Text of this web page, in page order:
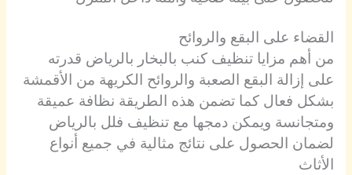
القضاء على البقع والروائح
من أهم مزايا تنظيف كنب بالبخار بالرياض قدرته
على إزالة البقع الصعبة والروائح الكريهة من الأقمشة
بشكل فعال كما تضمن هذه الطريقة نظافة عميقة
ومتجانسة ويمكن دمجها مع تنظيف فلل بالرياض
لضمان الحصول على نتائج مثالية في جميع أنواع
الأثاث